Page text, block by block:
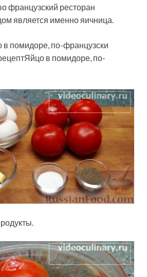
французский ресторан
является именно яичница.
помидоре, по-французски
в помидоре, по-